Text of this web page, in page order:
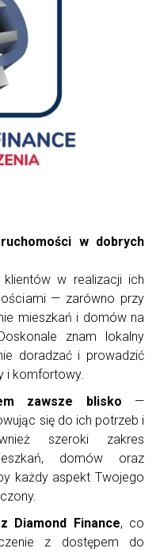
w dobrych
w realizacji ich
— zarówno przy
mieszkań i domów na
znam lokalny
doradzać i prowadzić
i komfortowy.
zawsze blisko —
się do ich potrzeb i
szeroki zakres
domów oraz
każdy aspekt Twojego
Diamond Finance, co
z dostępem do